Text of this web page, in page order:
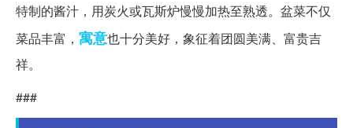
特制的酱汁，用炭火或瓦斯炉慢慢加热至熟透。盆菜不仅
菜品丰富， 寓意也十分美好，象征着团圆美满、富贵吉
祥。
###